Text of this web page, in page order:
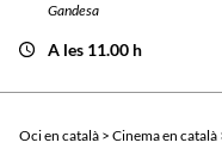
Gandesa
A les 11.00 h
Oci en català > Cinema en català